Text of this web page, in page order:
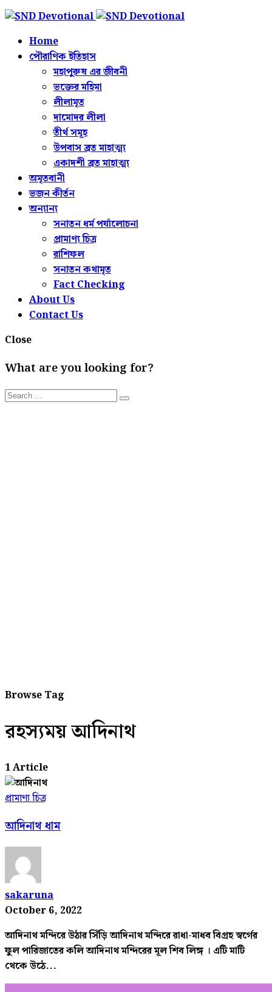
Home
পৌরাণিক ইতিহাস
মহাপুরুষ এর জীবনী
ভক্তের মহিমা
লীলামৃত
দামোদর লীলা
তীর্থ সমূহ
উপবাস ব্রত মাহাত্ম্য
একাদশী ব্রত মাহাত্ম্য
অমৃতবানী
ভজন কীর্তন
অন্যান্য
সনাতন ধর্ম পর্যালোচনা
প্রামাণ্য চিত্র
রাশিফল
সনাতন কথামৃত
Fact Checking
About Us
Contact Us
Close
What are you looking for?
Browse Tag
রহস্যময় আদিনাথ
1 Article
প্রামাণ্য চিত্র
আদিনাথ ধাম
sakaruna
October 6, 2022
আদিনাথ মন্দিরে উঠার সিঁড়ি আদিনাথ মন্দিরে রাধা-মাধব বিগ্রহ স্বর্গের
ফুল পারিজাতের কলি আদিনাথ মন্দিরের মূল শিব লিঙ্গ । এটি মাটি
থেকে উঠে...